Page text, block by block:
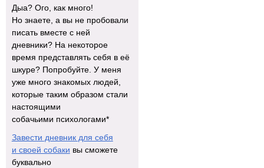
Дыа? Ого, как много!
Но знаете, а вы не пробовали
писать вместе с ней
дневники? На некоторое
время представлять себя в её
шкуре? Попробуйте. У меня
уже много знакомых людей,
которые таким образом стали
настоящими
собачьими психологами*
Завести дневник для себя
и своей собаки вы сможете
буквально